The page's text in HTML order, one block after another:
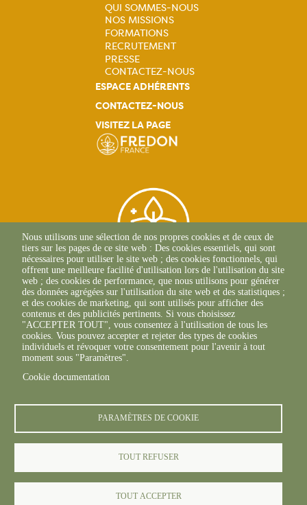
Navigation
principale
QUI SOMMES-NOUS
NOS MISSIONS
FORMATIONS
RECRUTEMENT
PRESSE
CONTACTEZ-NOUS
ESPACE ADHÉRENTS
CONTACTEZ-NOUS
VISITEZ LA PAGE
71, Avenue Edouard
Bourlaux CS 20032
33882 Villenave-D'Ornon
+33(0)5 56 36 61 05
© FREDON 2019 -Mentions légales-Politique de
confidentialité des données-Politique cookies-Politique
candidats-
Nous utilisons une sélection de nos propres cookies et de ceux de
tiers sur les pages de ce site web : Des cookies essentiels, qui sont
nécessaires pour utiliser le site web ; des cookies fonctionnels, qui
offrent une meilleure facilité d'utilisation lors de l'utilisation du site
web ; des cookies de performance, que nous utilisons pour générer
des données agrégées sur l'utilisation du site web et des statistiques ;
et des cookies de marketing, qui sont utilisés pour afficher des
contenus et des publicités pertinents. Si vous choisissez
"ACCEPTER TOUT", vous consentez à l'utilisation de tous les
cookies. Vous pouvez accepter et rejeter des types de cookies
individuels et révoquer votre consentement pour l'avenir à tout
moment sous "Paramètres".
Cookie documentation
PARAMÈTRES DE COOKIE
TOUT REFUSER
TOUT ACCEPTER